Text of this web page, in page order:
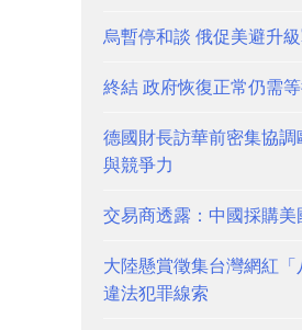
烏暫停和談 俄促美避升
終結 政府恢復正常仍需
德國財長訪華前密集協
與競爭力
交易商透露：中國採購
大陸懸賞徵集台灣網紅「
違法犯罪線索